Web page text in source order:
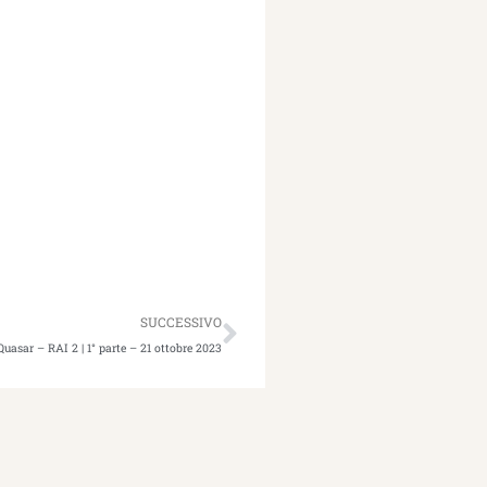
SUCCESSIVO
– RAI 2 | 1° parte – 21 ottobre 2023
Successivo